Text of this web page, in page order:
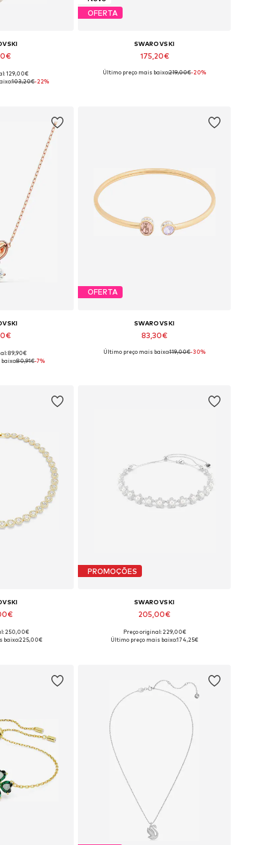
One Size
129,00€
103,20€-22%
OFERTA
SWAROVSKI
175,20€
Tamanhos disponíveis: One Size
Último preço mais baixo:219,00€-20%
One Size
89,90€
80,91€-7%
OFERTA
SWAROVSKI
83,30€
Tamanhos disponíveis: One Size
Último preço mais baixo:119,00€-30%
One Size
250,00€
baixo:225,00€
PROMOÇÕES
SWAROVSKI
205,00€
Tamanhos disponíveis: One Size
Preço original: 229,00€
Último preço mais baixo:174,25€